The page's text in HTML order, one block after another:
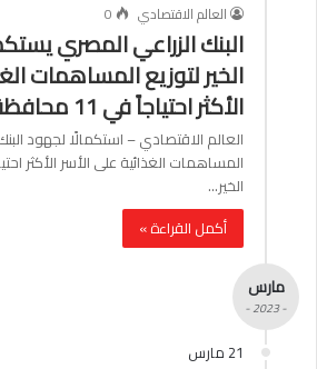
العالم الاقتصادي
0
البنك الزراعي المصري
الخير لتوزيع المساهمات
الأكثر احتياجاً في 11 محافظة جديدة
العالم الاقتصادي – استكمالًا لجهود
المساهمات الغذائية على الأسر الأكثر
الخير…
أكمل القراءة »
مارس
- 2023 -
21 مارس